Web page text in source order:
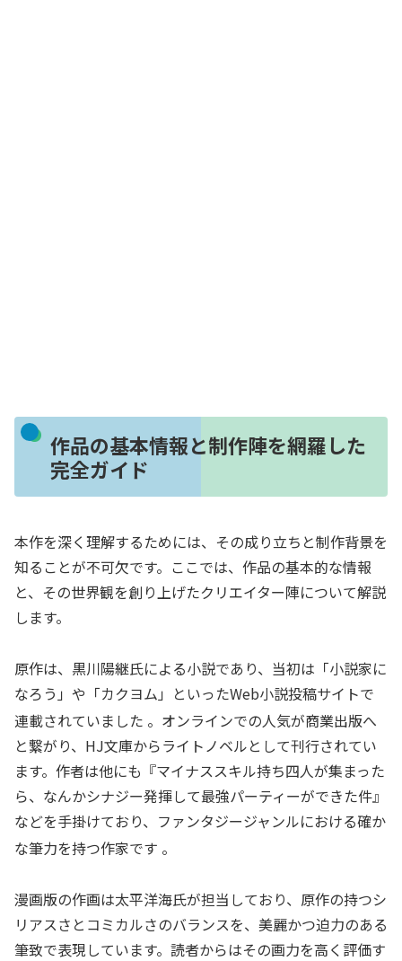
作品の基本情報と制作陣を網羅した
完全ガイド
本作を深く理解するためには、その成り立ちと制作背景を
知ることが不可欠です。ここでは、作品の基本的な情報
と、その世界観を創り上げたクリエイター陣について解説
します。
原作は、黒川陽継氏による小説であり、当初は「小説家に
なろう」や「カクヨム」といったWeb小説投稿サイトで
連載されていました 。オンラインでの人気が商業出版へ
と繋がり、HJ文庫からライトノベルとして刊行されてい
ます。作者は他にも『マイナススキル持ち四人が集まった
ら、なんかシナジー発揮して最強パーティーができた件』
などを手掛けており、ファンタジージャンルにおける確か
な筆力を持つ作家です 。
漫画版の作画は太平洋海氏が担当しており、原作の持つシ
リアスさとコミカルさのバランスを、美麗かつ迫力のある
筆致で表現しています。読者からはその画力を高く評価す